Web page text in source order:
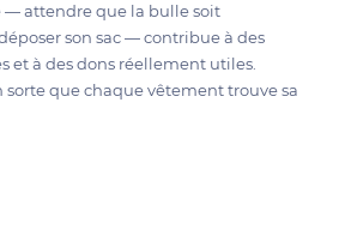
— attendre que la bulle soit
son sac — contribue à des
et à des dons réellement utiles.
sorte que chaque vêtement trouve sa